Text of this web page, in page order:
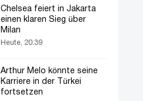
Chelsea feiert in Jakarta
einen klaren Sieg über
Milan
Heute, 20:39
Arthur Melo könnte seine
Karriere in der Türkei
fortsetzen